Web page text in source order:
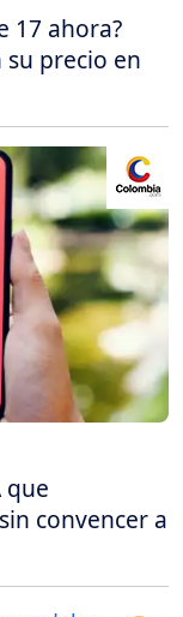
17 ahora?
su precio en
que
convencer a